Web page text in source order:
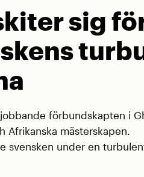
sig
förbundskapten i
Afrikanska mästerskapen.
svensken under en